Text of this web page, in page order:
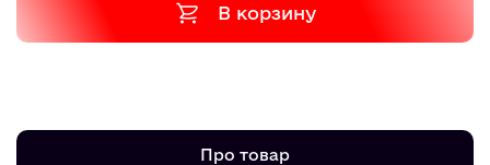
В корзину
Про товар